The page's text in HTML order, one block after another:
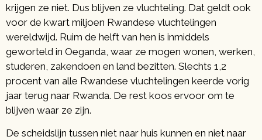
krijgen ze niet. Dus blijven ze vluchteling. Dat geldt ook
voor de kwart miljoen Rwandese vluchtelingen
wereldwijd. Ruim de helft van hen is inmiddels
geworteld in Oeganda, waar ze mogen wonen, werken,
studeren, zakendoen en land bezitten. Slechts 1,2
procent van alle Rwandese vluchtelingen keerde vorig
jaar terug naar Rwanda. De rest koos ervoor om te
blijven waar ze zijn.
De scheidslijn tussen niet naar huis kunnen en niet naar